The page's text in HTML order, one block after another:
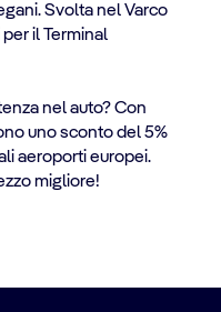
Svolta nel Varco
il Terminal
nel auto? Con
uno sconto del 5%
aeroporti europei.
migliore!